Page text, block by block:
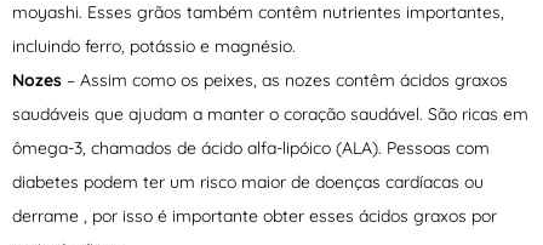
moyashi. Esses grãos também contêm nutrientes importantes,
incluindo ferro, potássio e magnésio.
Nozes – Assim como os peixes, as nozes contêm ácidos graxos
saudáveis que ajudam a manter o coração saudável. São ricas em
ômega-3, chamados de ácido alfa-lipóico (ALA). Pessoas com
diabetes podem ter um risco maior de doenças cardíacas ou
derrame , por isso é importante obter esses ácidos graxos por